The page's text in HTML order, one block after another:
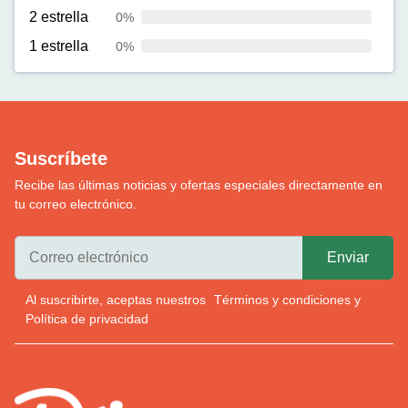
2 estrella 0%
1 estrella 0%
Suscríbete
Recibe las últimas noticias y ofertas especiales directamente en
tu correo electrónico.
Al suscribirte, aceptas nuestros Términos y condiciones y
Política de privacidad